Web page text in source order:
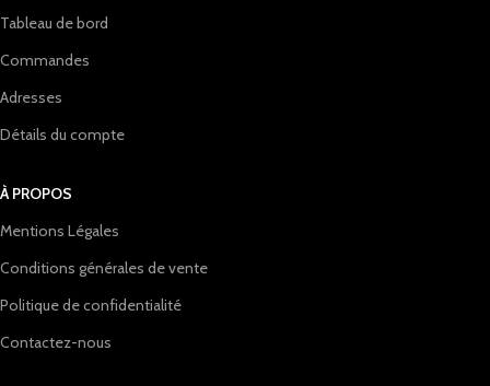
Tableau de bord
Commandes
Adresses
Détails du compte
À PROPOS
Mentions Légales
Conditions générales de vente
Politique de confidentialité
Contactez-nous